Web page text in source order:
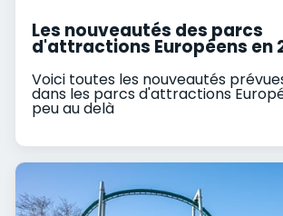
Les nouveautés des parcs
d'attractions Européens en
Voici toutes les nouveautés
dans les parcs d'attractions
peu au delà